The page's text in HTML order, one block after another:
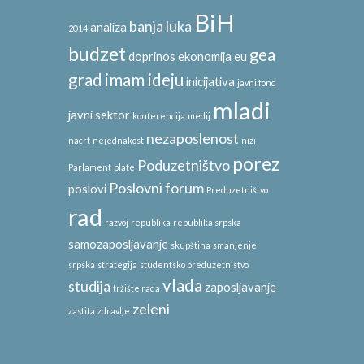
2014 analiza banja luka BiH
budzet doprinos ekonomija eu gea
grad imam ideju inicijativa javni fond
javni sektor konferencija medij mladi
nacrt nejednakost nezaposlenost nizi
Parlament plate Poduzetništvo porez
poslovi Poslovni forum Preduzetništvo
rad razvoj republika republika srpska
samozaposljavanje skupština smanjenje
srpska strategija studentsko preduzetnistvo
studija tržište rada vlada zaposljavanje
zastita zdravlje zeleni